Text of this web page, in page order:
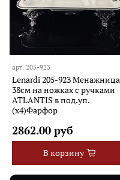
арт. 205-923
Lenardi 205-923 Менажница
38см на ножках с ручками
ATLANTIS в под.уп.
(х4)Фарфор
2862.00 руб
В корзину